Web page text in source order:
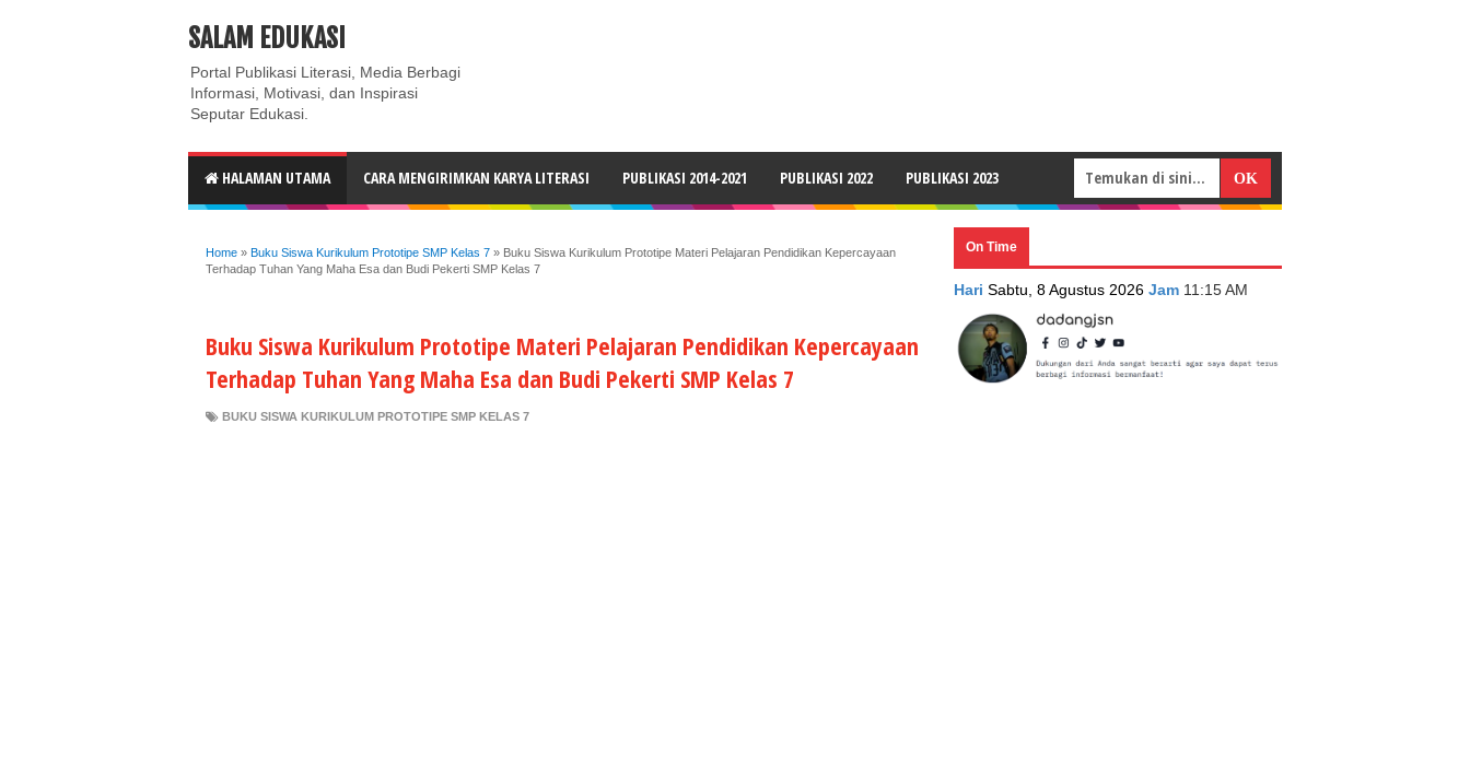
ABOUT CONTACT US
SALAM EDUKASI
Portal Publikasi Literasi, Media Berbagi
Informasi, Motivasi, dan Inspirasi
Seputar Edukasi.
HALAMAN UTAMA CARA MENGIRIMKAN KARYA LITERASI PUBLIKASI 2014-2021 PUBLIKASI 2022 PUBLIKASI 2023
Home » Buku Siswa Kurikulum Prototipe SMP Kelas 7 » Buku Siswa Kurikulum Prototipe Materi Pelajaran Pendidikan Kepercayaan
Terhadap Tuhan Yang Maha Esa dan Budi Pekerti SMP Kelas 7
Buku Siswa Kurikulum Prototipe Materi Pelajaran Pendidikan Kepercayaan
Terhadap Tuhan Yang Maha Esa dan Budi Pekerti SMP Kelas 7
BUKU SISWA KURIKULUM PROTOTIPE SMP KELAS 7
On Time
Hari Sabtu, 8 Agustus 2026 Jam 11:15 AM